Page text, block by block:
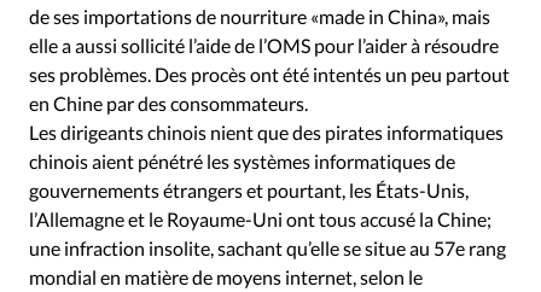
de ses importations de nourriture «made in China», mais
elle a aussi sollicité l’aide de l’OMS pour l’aider à résoudre
ses problèmes. Des procès ont été intentés un peu partout
en Chine par des consommateurs.
Les dirigeants chinois nient que des pirates informatiques
chinois aient pénétré les systèmes informatiques de
gouvernements étrangers et pourtant, les États-Unis,
l’Allemagne et le Royaume-Uni ont tous accusé la Chine;
une infraction insolite, sachant qu’elle se situe au 57e rang
mondial en matière de moyens internet, selon le